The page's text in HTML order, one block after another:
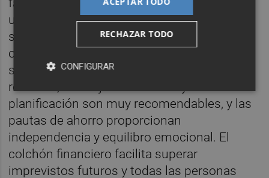
facilitado la planificación y la elaboración de
un presupuesto familiar, clasificando y
separando gastos necesarios y gastos
opcionales, así como fomentando pautas
sostenibles: reutilización, reducción de
residuos, reciclaje. La reflexión y la
planificación son muy recomendables, y las
pautas de ahorro proporcionan
independencia y equilibro emocional. El
colchón financiero facilita superar
imprevistos futuros y todas las personas
RECHAZAR TODO
CONFIGURAR